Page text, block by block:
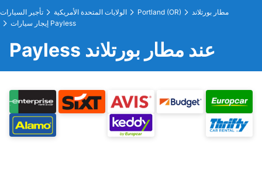
تأجير السيارات الولايات المتحدة الأمريكية Portland (OR)
مطار بورتلاند
إيجار سيارات Payless
Payless عند مطار بورتلاند